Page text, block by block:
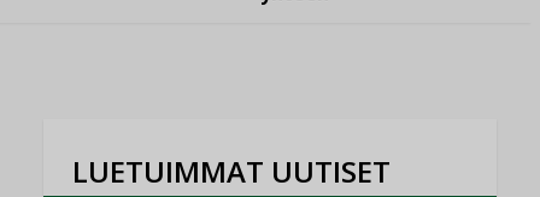
LUETUIMMAT UUTISET